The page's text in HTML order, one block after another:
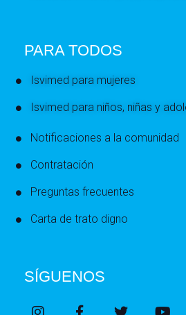
PARA TODOS
Isvimed para mujeres
Isvimed para niños, niñas y
Notificaciones a la comunidad
Contratación
Preguntas frecuentes
Carta de trato digno
SÍGUENOS